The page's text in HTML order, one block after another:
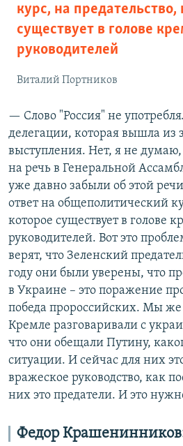
курс, на предательство,
существует в голове
руководителей
Виталий Портников
— Слово "Россия" не
делегации, которая вышла из
выступления. Нет, я не думаю,
на речь в Генеральной
уже давно забыли об этой
ответ на общеполитический
которое существует в голове
руководителей. Вот это
верят, что Зеленский
году они были уверены, что
в Украине – это поражение
победа пророссийских. Мы
Кремле разговаривали с
что они обещали Путину,
ситуации. И сейчас для них
вражеское руководство, как
них это предатели. И это
Федор